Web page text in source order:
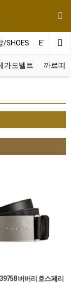
/SHOES ETC
가모벨트 까르띠
39758 버버리 호스페리